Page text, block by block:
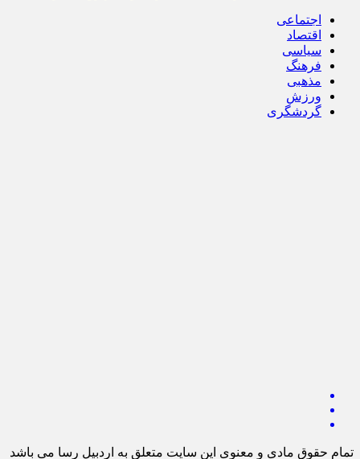
اجتماعی
اقتصاد
سیاسی
فرهنگ
مذهبی
ورزش
گردشگری
تمام حقوق مادی و معنوی این سایت متعلق به اردبیل رسا می باشد